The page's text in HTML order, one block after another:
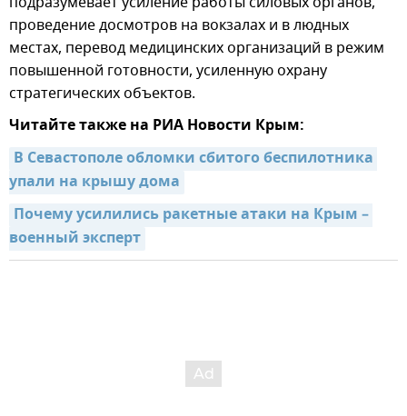
проведение досмотров на вокзалах и в людных
местах, перевод медицинских организаций в режим
повышенной готовности, усиленную охрану
стратегических объектов.
Читайте также на РИА Новости Крым:
В Севастополе обломки сбитого беспилотника
упали на крышу дома
Почему усилились ракетные атаки на Крым –
военный эксперт